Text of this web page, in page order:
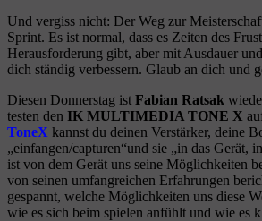
Und vergiss nicht: Der Weg zur
Sprint. Es ist normal, dass es Zeiten des
Herausforderung gibt, aber mit Ausdauer
dich ständig verbessern. Glaub an dich und
Diesen Donnerstag ist Fabian Ratsak
testen den IK MULTIMEDIA TONE X
ToneX kannst du deinen Verstärker, deine
„einfangen/capturen“und sie „in das Gerät,
ist von dem Gerät uns seine Möglichkeiten
von seinen umfangreichen Erfahrungen
gespannt, welche Möglichkeiten uns diese
wie es sich beim spielen anfühlt und wie es